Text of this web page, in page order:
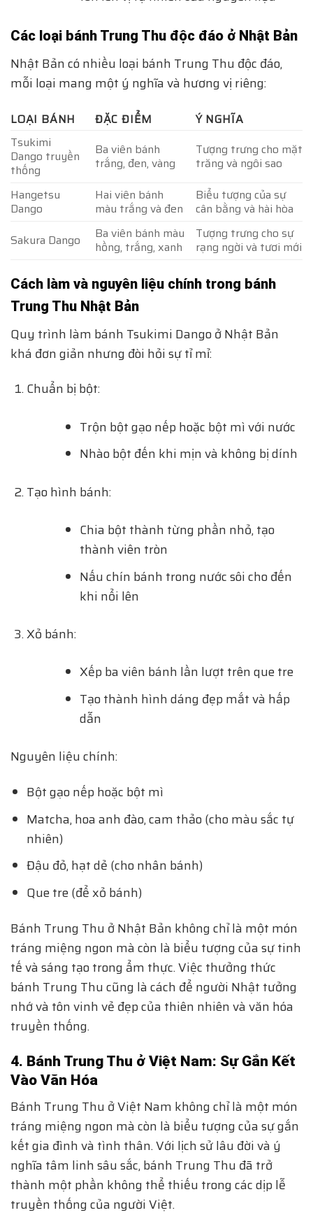
Các loại bánh Trung Thu độc đáo ở Nhật Bản
Nhật Bản có nhiều loại bánh Trung Thu độc đáo,
mỗi loại mang một ý nghĩa và hương vị riêng:
LOẠI BÁNH ĐẶC ĐIỂM
Ý NGHĨA
Tsukimi
Dango truyền
thống
Ba viên bánh
trắng, đen, vàng
Tượng trưng cho mặt
trăng và ngôi sao
Hangetsu
Dango
Hai viên bánh
màu trắng và đen
Biểu tượng của sự
cân bằng và hài hòa
Sakura Dango
Ba viên bánh màu
hồng, trắng, xanh
Tượng trưng cho sự
rạng ngời và tươi mới
Cách làm và nguyên liệu chính trong bánh
Trung Thu Nhật Bản
Quy trình làm bánh Tsukimi Dango ở Nhật Bản
khá đơn giản nhưng đòi hỏi sự tỉ mỉ:
Chuẩn bị bột:
Trộn bột gạo nếp hoặc bột mì với nước
Nhào bột đến khi mịn và không bị dính
Tạo hình bánh:
Chia bột thành từng phần nhỏ, tạo
thành viên tròn
Nấu chín bánh trong nước sôi cho đến
khi nổi lên
Xỏ bánh:
Xếp ba viên bánh lần lượt trên que tre
Tạo thành hình dáng đẹp mắt và hấp
dẫn
Nguyên liệu chính:
Bột gạo nếp hoặc bột mì
Matcha, hoa anh đào, cam thảo (cho màu sắc tự
nhiên)
Đậu đỏ, hạt dẻ (cho nhân bánh)
Que tre (để xỏ bánh)
Bánh Trung Thu ở Nhật Bản không chỉ là một món
tráng miệng ngon mà còn là biểu tượng của sự tinh
tế và sáng tạo trong ẩm thực. Việc thưởng thức
bánh Trung Thu cũng là cách để người Nhật tưởng
nhớ và tôn vinh vẻ đẹp của thiên nhiên và văn hóa
truyền thống.
4. Bánh Trung Thu ở Việt Nam: Sự Gắn Kết
Vào Văn Hóa
Bánh Trung Thu ở Việt Nam không chỉ là một món
tráng miệng ngon mà còn là biểu tượng của sự gắn
kết gia đình và tình thân. Với lịch sử lâu đời và ý
nghĩa tâm linh sâu sắc, bánh Trung Thu đã trở
thành một phần không thể thiếu trong các dịp lễ
truyền thống của người Việt.